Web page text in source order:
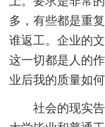
多，有些都是重
谁返工。企业的
这一切都是人的
业后我的质量如
社会的现实告